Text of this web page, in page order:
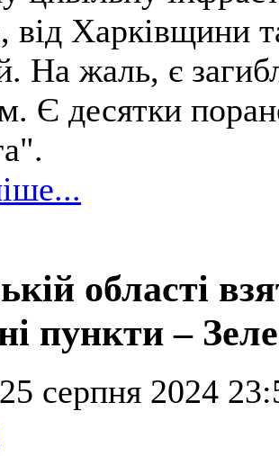
від Харківщини
На жаль, є
Є десятки
області
пункти –
серпня 2024